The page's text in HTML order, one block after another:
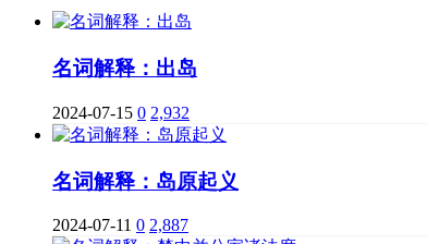
名词解释：出岛
2024-07-15 0 2,932
名词解释：岛原起义
2024-07-11 0 2,887